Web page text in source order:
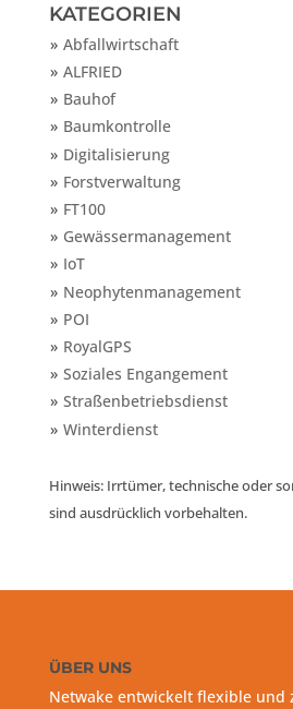
KATEGORIEN
Abfallwirtschaft
ALFRIED
Bauhof
Baumkontrolle
Digitalisierung
Forstverwaltung
FT100
Gewässermanagement
IoT
Neophytenmanagement
POI
RoyalGPS
Soziales Engangement
Straßenbetriebsdienst
Winterdienst
Hinweis: Irrtümer, technische oder
sind ausdrücklich vorbehalten.
ÜBER UNS
Netwake entwickelt flexible und